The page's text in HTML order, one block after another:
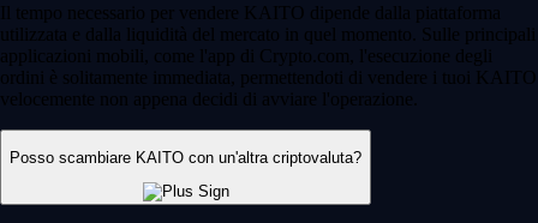
Il tempo necessario per vendere KAITO dipende dalla piattaforma
utilizzata e dalla liquidità del mercato in quel momento. Sulle principali
applicazioni mobili, come l'app di Crypto.com, l'esecuzione degli
ordini è solitamente immediata, permettendoti di vendere i tuoi KAITO
velocemente non appena decidi di avviare l'operazione.
Posso scambiare KAITO con un'altra criptovaluta?